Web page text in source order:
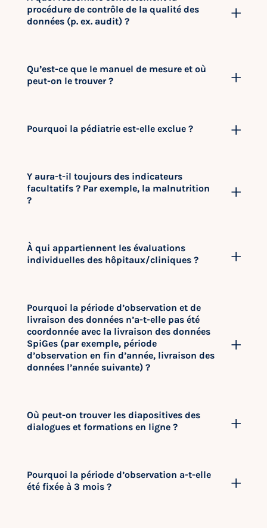
procédure de contrôle de la qualité des
données (p. ex. audit) ?
Qu’est-ce que le manuel de mesure et où
peut-on le trouver ?
Pourquoi la pédiatrie est-elle exclue ?
Y aura-t-il toujours des indicateurs
facultatifs ? Par exemple, la malnutrition
?
À qui appartiennent les évaluations
individuelles des hôpitaux/cliniques ?
Pourquoi la période d’observation et de
livraison des données n’a-t-elle pas été
coordonnée avec la livraison des données
SpiGes (par exemple, période
d’observation en fin d’année, livraison des
données l’année suivante) ?
Où peut-on trouver les diapositives des
dialogues et formations en ligne ?
Pourquoi la période d’observation a-t-elle
été fixée à 3 mois ?